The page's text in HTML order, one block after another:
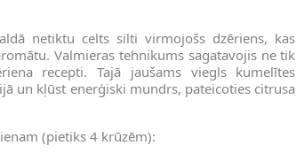
netiktu celts silti virmojošs dzēriens, kas
Valmieras tehnikums sagatavojis ne tik
recepti. Tajā jaušams viegls kumelītes
un kļūst enerģiski mundrs, pateicoties citrusa
(pietiks 4 krūzēm):